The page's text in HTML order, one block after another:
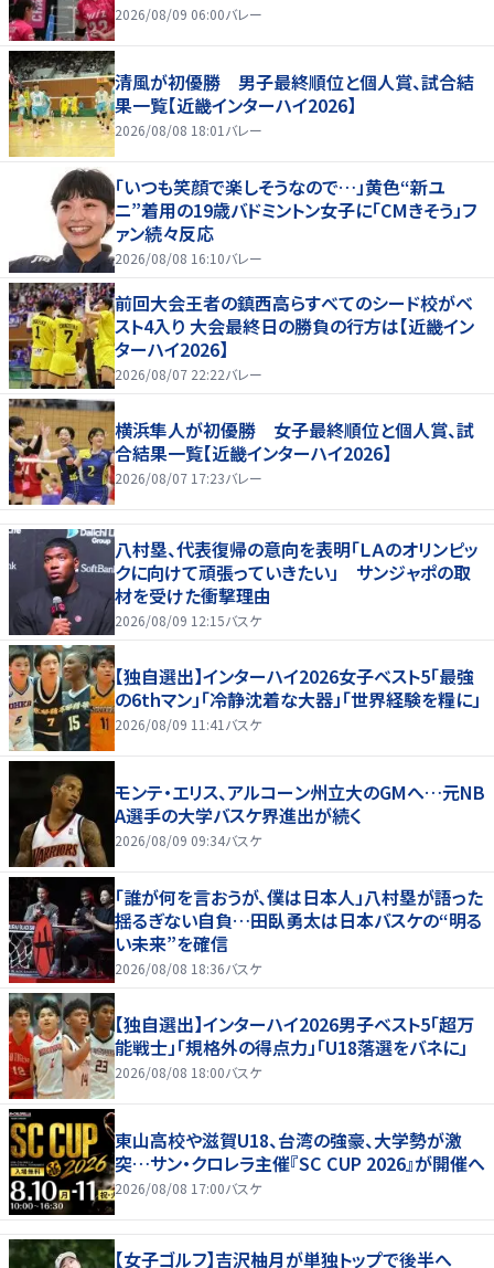
2026/08/09 06:00バレー
清風が初優勝 男子最終順位と個人賞、試合結
果一覧【近畿インターハイ2026】
2026/08/08 18:01 バレー
「いつも笑顔で楽しそうなので…」黄色“新ユ
ニ”着用の19歳バドミントン女子に「CMきそう」フ
ァン続々反応
2026/08/08 16:10バレー
前回大会王者の鎮西高らすべてのシード校がベ
スト4入り 大会最終日の勝負の行方は【近畿イン
ターハイ2026】
2026/08/07 22:22バレー
横浜隼人が初優勝 女子最終順位と個人賞、試
合結果一覧【近畿インターハイ2026】
2026/08/07 17:23バレー
八村塁、代表復帰の意向を表明「ＬＡのオリンピッ
クに向けて頑張っていきたい」 サンジャポの取
材を受けた衝撃理由
2026/08/09 12:15バスケ
【独自選出】インターハイ2026女子ベスト5「最強
の6thマン」「冷静沈着な大器」「世界経験を糧に」
2026/08/09 11:41 バスケ
モンテ・エリス、アルコーン州立大のGMへ…元NB
A選手の大学バスケ界進出が続く
2026/08/09 09:34バスケ
「誰が何を言おうが、僕は日本人」八村塁が語った
揺るぎない自負…田臥勇太は日本バスケの“明る
い未来”を確信
2026/08/08 18:36バスケ
【独自選出】インターハイ2026男子ベスト5「超万
能戦士」「規格外の得点力」「U18落選をバネに」
2026/08/08 18:00バスケ
東山高校や滋賀U18、台湾の強豪、大学勢が激
突…サン・クロレラ主催『SC CUP 2026』が開催へ
2026/08/08 17:00バスケ
【女子ゴルフ】吉沢柚月が単独トップで後半へ